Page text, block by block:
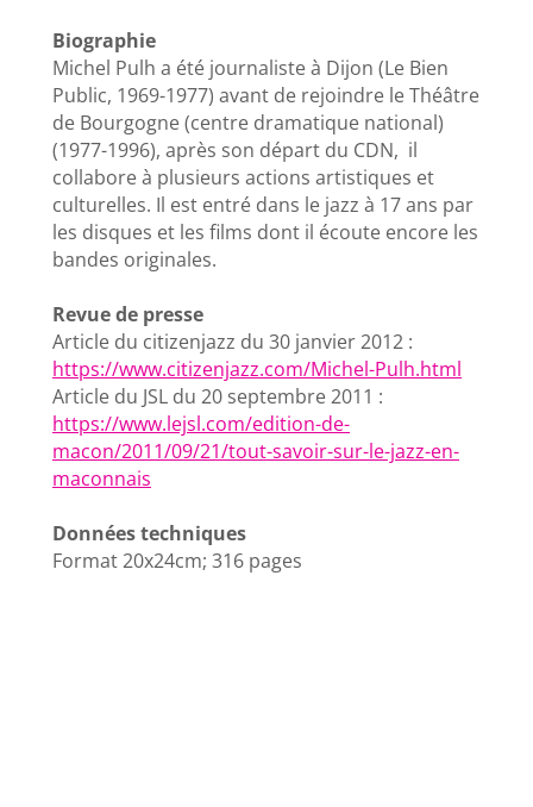
Biographie
Michel Pulh a été journaliste à Dijon (Le Bien
Public, 1969-1977) avant de rejoindre le Théâtre
de Bourgogne (centre dramatique national)
(1977-1996), après son départ du CDN, il
collabore à plusieurs actions artistiques et
culturelles. Il est entré dans le jazz à 17 ans par
les disques et les films dont il écoute encore les
bandes originales.
Revue de presse
Article du citizenjazz du 30 janvier 2012 :
https://www.citizenjazz.com/Michel-Pulh.html
Article du JSL du 20 septembre 2011 :
https://www.lejsl.com/edition-de-
macon/2011/09/21/tout-savoir-sur-le-jazz-en-
maconnais
Données techniques
Format 20x24cm; 316 pages